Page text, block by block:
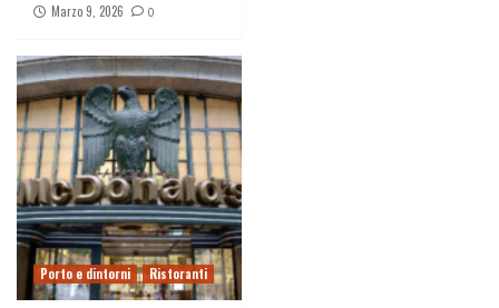
Marzo 9, 2026 0
Porto e dintorni Ristoranti